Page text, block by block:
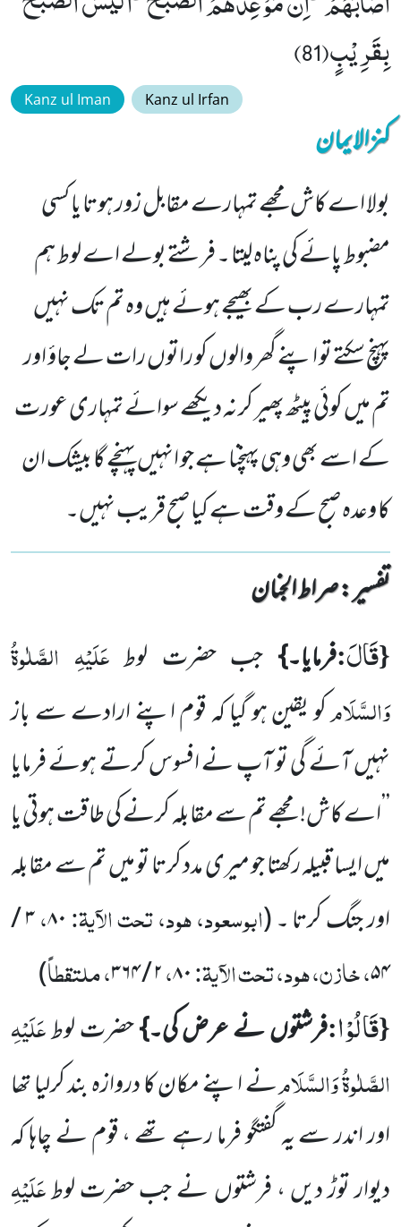
بِقَرِیْبٍ(81)
Kanz ul Iman Kanz ul Irfan
کنزالایمان
بولا اے کاش مجھے تمہارے مقابل زور ہوتا یا کسی
مضبوط پائے کی پناہ لیتا ۔ فرشتے بولے اے لوط ہم
تمہارے رب کے بھیجے ہوئے ہیں وہ تم تک نہیں
پہنچ سکتے تو اپنے گھر والوں کو راتوں رات لے جاؤ اور
تم میں کوئی پیٹھ پھیر کر نہ دیکھے سوائے تمہاری عورت
کے اسے بھی وہی پہنچنا ہے جو انہیں پہنچے گا بیشک ان
کا وعدہ صبح کے وقت ہے کیا صبح قریب نہیں۔
تفسیر : ‎صراط الجنان
{قَالَ:فرمایا۔} جب حضرت لوطعَلَیْہِ الصَّلٰوۃُ
وَالسَّلَامکو یقین ہو گیا کہ قوم اپنے ارادے سے باز
نہیں آئے گی تو آپ نےافسوس کرتے ہوئے فرمایا
’’اے کاش! مجھے تم سے مقابلہ کرنے کی طاقت ہوتی یا
میں ایسا قبیلہ رکھتا جو میری مدد کرتا تو میں تم سے مقابلہ
اور جنگ کرتا ۔(ابوسعود، ہود، تحت الآیۃ:۸۰،۳/
۵۴، خازن، ہود، تحت الآیۃ:۸۰،۲/۳۶۴، ملتقطاً)
{قَالُوْا:فرشتوں نے عرض کی۔}حضرت لوطعَلَیْہِ
الصَّلٰوۃُ وَالسَّلَامنے اپنے مکان کا دروازہ بند کرلیا تھا
اور اندر سے یہ گفتگوفرما رہے تھے ، قوم نے چاہا کہ
دیوار توڑ دیں ، فرشتوں نے جب حضرت لوطعَلَیْہِ